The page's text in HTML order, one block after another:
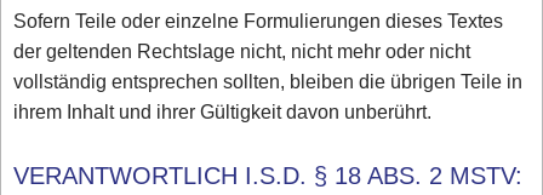
Sofern Teile oder einzelne Formulierungen dieses Textes
der geltenden Rechtslage nicht, nicht mehr oder nicht
vollständig entsprechen sollten, bleiben die übrigen Teile in
ihrem Inhalt und ihrer Gültigkeit davon unberührt.
VERANTWORTLICH I.S.D. § 18 ABS. 2 MSTV: